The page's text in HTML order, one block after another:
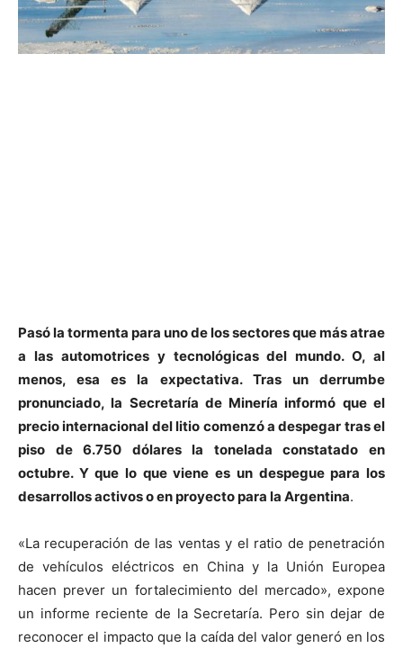
Pasó la tormenta para uno de los sectores que más atrae
a las automotrices y tecnológicas del mundo. O, al
menos, esa es la expectativa. Tras un derrumbe
pronunciado, la Secretaría de Minería informó que el
precio internacional del litio comenzó a despegar tras el
piso de 6.750 dólares la tonelada constatado en
octubre. Y que lo que viene es un despegue para los
desarrollos activos o en proyecto para la Argentina.
«La recuperación de las ventas y el ratio de penetración
de vehículos eléctricos en China y la Unión Europea
hacen prever un fortalecimiento del mercado», expone
un informe reciente de la Secretaría. Pero sin dejar de
reconocer el impacto que la caída del valor generó en los